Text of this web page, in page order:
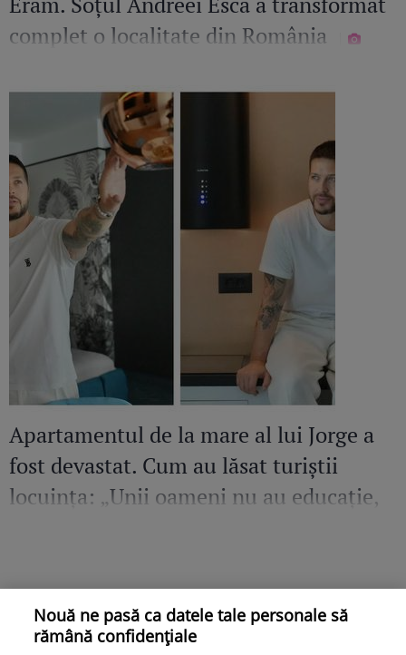
complet o localitate din România
Apartamentul de la mare al lui Jorge a
fost devastat. Cum au lăsat turiștii
locuința: „Unii oameni nu au educație,
Nouă ne pasă ca datele tale personale să
rămână confidențiale